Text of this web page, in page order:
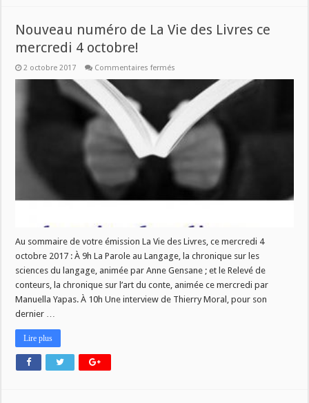
Nouveau numéro de La Vie des Livres ce
mercredi 4 octobre!
2 octobre 2017 Commentaires fermés
La
Vie
Livres
ce
mercredi
Au sommaire de votre émission La Vie des Livres, ce mercredi 4
octobre 2017 : À 9h La Parole au Langage, la chronique sur les
sciences du langage, animée par Anne Gensane ; et le Relevé de
conteurs, la chronique sur l’art du conte, animée ce mercredi par
Manuella Yapas. À 10h Une interview de Thierry Moral, pour son
dernier …
Lire plus